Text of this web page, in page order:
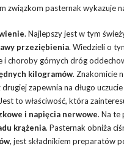
związkom pasternak wykazuje
. Najlepszy jest w tym
przeziębienia. Wiedzieli o
i choroby górnych dróg
kilogramów. Znakomicie
zapewnia na długo
to właściwość, która
i napięcia nerwowe. Na te
krążenia. Pasternak obniża
, jest składnikiem preparatów